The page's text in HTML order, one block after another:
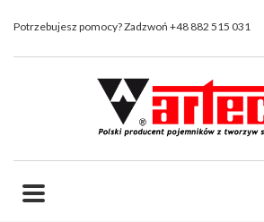
Potrzebujesz pomocy? Zadzwoń +48 882 515 031